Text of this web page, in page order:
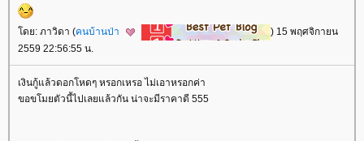
ดย: ภาวิดา (คนบ้านป่า
) 15 พฤศจิกายน
2559 22:56:55 น.
เงินกู้แล้วดอกโหดๆ หรอกเหรอ ไม่เอาหรอกค่า
ขอขโมยตัวนี้ไปเลยแล้วกัน น่าจะมีราคาดี 555